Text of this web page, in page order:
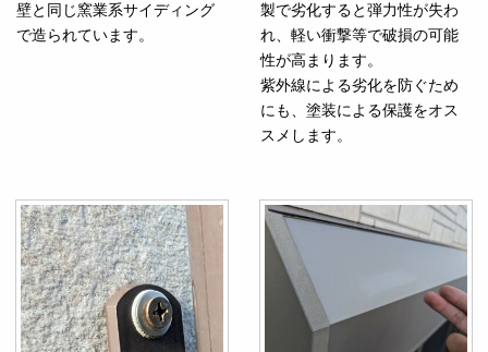
壁と同じ窯業系サイディング
で造られています。
製で劣化すると弾力性が失わ
れ、軽い衝撃等で破損の可能
性が高まります。
紫外線による劣化を防ぐため
にも、塗装による保護をオス
スメします。